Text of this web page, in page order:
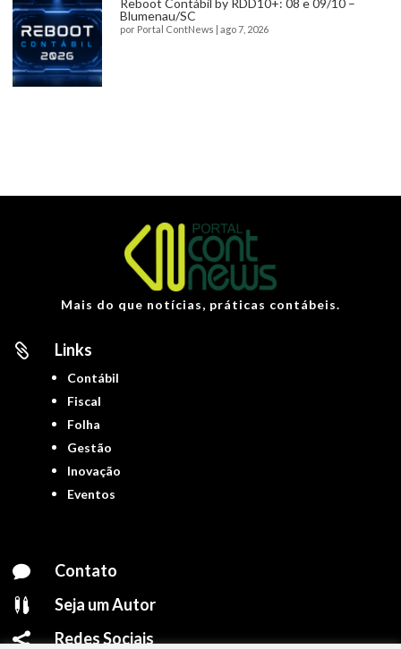
Reboot Contábil by RDD10+: 08 e 09/10 –
Blumenau/SC
por Portal ContNews ago 7, 2026
Mais do que notícias, práticas contábeis.
 Links
Contábil
Fiscal
Folha
Gestão
Inovação
Eventos
 Contato
 Seja um Autor
 Redes Sociais